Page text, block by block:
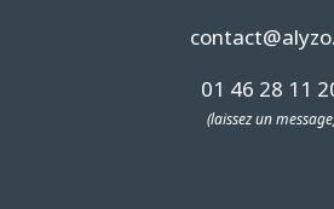
01 46 28 11
(laissez un